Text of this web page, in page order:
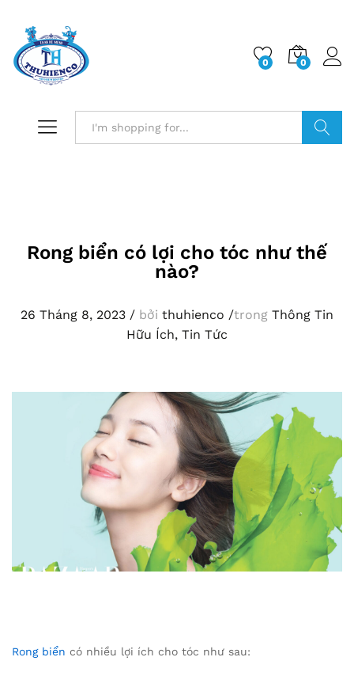
0 0
Rong biển có lợi cho tóc như thế
nào?
26 Tháng 8, 2023 / bởi thuhienco /trong Thông Tin
Hữu Ích, Tin Tức
Rong biển có nhiều lợi ích cho tóc như sau: